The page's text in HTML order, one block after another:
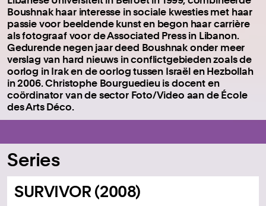
Boushnak haar interesse in sociale kwesties met haar
passie voor beeldende kunst en begon haar carrière
als fotograaf voor de Associated Press in Libanon.
Gedurende negen jaar deed Boushnak onder meer
verslag van hard nieuws in conflictgebieden zoals de
oorlog in Irak en de oorlog tussen Israël en Hezbollah
in 2006. Christophe Bourguedieu is docent en
coördinator van de sector Foto/Video aan de École
des Arts Déco.
Series
SURVIVOR (2008)